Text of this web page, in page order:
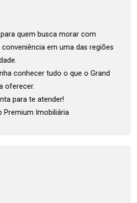
quem busca morar com
em uma das regiões
conhecer tudo o que o Grand
oferecer.
para te atender!
Premium Imobiliária